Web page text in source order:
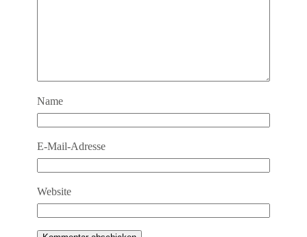
Name
E-Mail-Adresse
Website